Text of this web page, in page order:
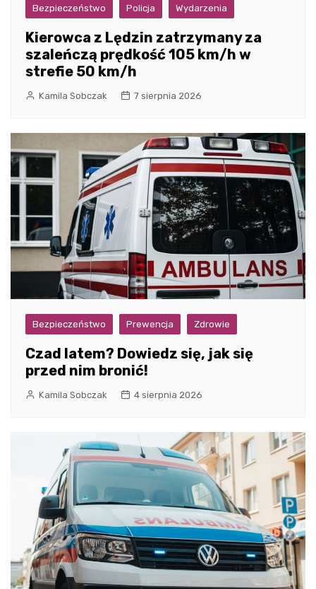
Bezpieczeństwo Policja Wydarzenia
Kierowca z Lędzin zatrzymany za
szaleńczą prędkość 105 km/h w
strefie 50 km/h
Kamila Sobczak 7 sierpnia 2026
Bezpieczeństwo Prewencja Zdrowie
Czad latem? Dowiedz się, jak się
przed nim bronić!
Kamila Sobczak 4 sierpnia 2026